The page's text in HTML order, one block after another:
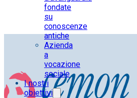
fondate
su
conoscenze
antiche
Azienda
a
vocazione
sociale
I nostri
obiettivi